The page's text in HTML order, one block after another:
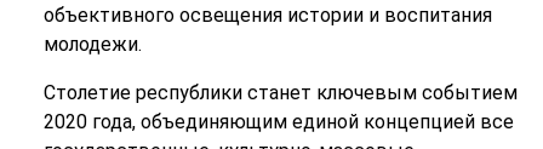
объективного освещения истории и воспитания
молодежи.
Столетие республики станет ключевым событием
2020 года, объединяющим единой концепцией все